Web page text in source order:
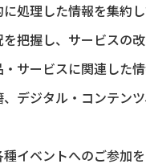
に処理した情報を集約
を把握し、サービスの
・サービスに関連した
、デジタル・コンテン
種イベントへのご参加